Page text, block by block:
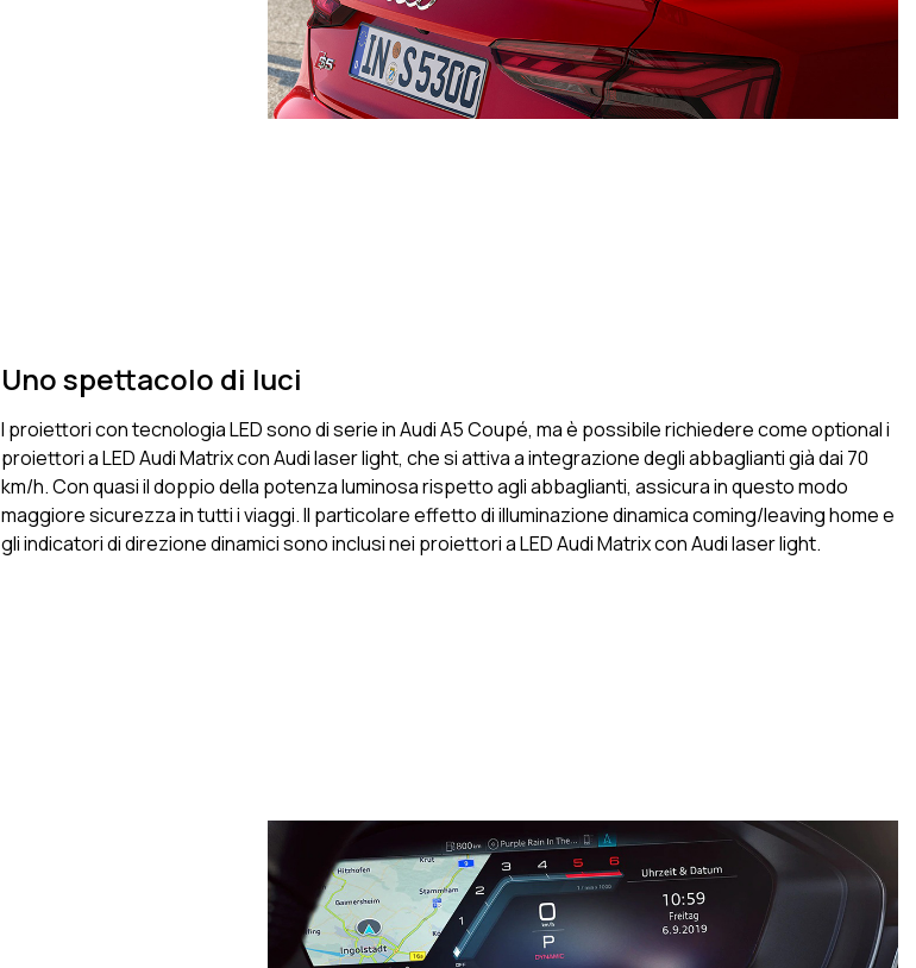
Uno spettacolo di luci
I proiettori con tecnologia LED sono di serie in Audi A5 Coupé, ma è possibile richiedere come optional i
proiettori a LED Audi Matrix con Audi laser light, che si attiva a integrazione degli abbaglianti già dai 70
km/h. Con quasi il doppio della potenza luminosa rispetto agli abbaglianti, assicura in questo modo
maggiore sicurezza in tutti i viaggi. Il particolare effetto di illuminazione dinamica coming/leaving home e
gli indicatori di direzione dinamici sono inclusi nei proiettori a LED Audi Matrix con Audi laser light.